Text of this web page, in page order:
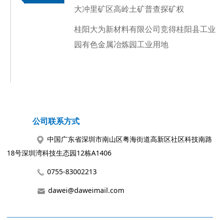
大冲里矿区高岭土矿普查探矿权
桂阳大为新材料有限公司竞得桂阳县工业
园有色金属冶炼园工业用地
公司联系方式
中国广东省深圳市南山区粤海街道高新区社区科技南路
18号深圳湾科技生态园12栋A1406
0755-83002213
dawei@daweimail.com